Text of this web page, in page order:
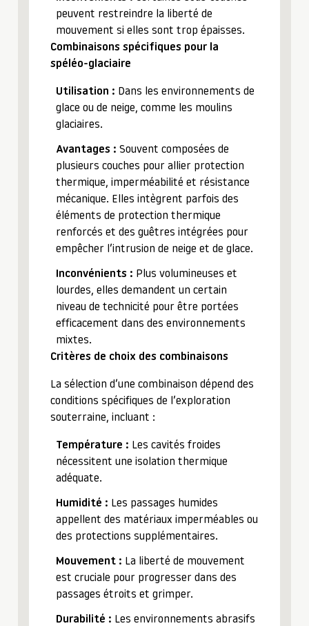
peuvent restreindre la liberté de
mouvement si elles sont trop épaisses.
Combinaisons spécifiques pour la
spéléo-glaciaire
Utilisation : Dans les environnements de
glace ou de neige, comme les moulins
glaciaires.
Avantages : Souvent composées de
plusieurs couches pour allier protection
thermique, imperméabilité et résistance
mécanique. Elles intègrent parfois des
éléments de protection thermique
renforcés et des guêtres intégrées pour
empêcher l’intrusion de neige et de glace.
Inconvénients : Plus volumineuses et
lourdes, elles demandent un certain
niveau de technicité pour être portées
efficacement dans des environnements
mixtes.
Critères de choix des combinaisons
La sélection d’une combinaison dépend des
conditions spécifiques de l’exploration
souterraine, incluant :
Température : Les cavités froides
nécessitent une isolation thermique
adéquate.
Humidité : Les passages humides
appellent des matériaux imperméables ou
des protections supplémentaires.
Mouvement : La liberté de mouvement
est cruciale pour progresser dans des
passages étroits et grimper.
Durabilité : Les environnements abrasifs